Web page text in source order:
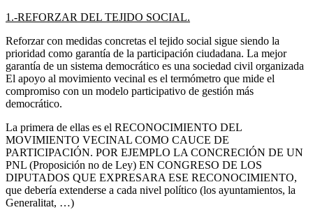
1.-REFORZAR DEL TEJIDO SOCIAL.
Reforzar con medidas concretas el tejido social sigue siendo la
prioridad como garantía de la participación ciudadana. La mejor
garantía de un sistema democrático es una sociedad civil organizada
El apoyo al movimiento vecinal es el termómetro que mide el
compromiso con un modelo participativo de gestión más
democrático.
La primera de ellas es el RECONOCIMIENTO DEL
MOVIMIENTO VECINAL COMO CAUCE DE
PARTICIPACIÓN. POR EJEMPLO LA CONCRECIÓN DE UN
PNL (Proposición no de Ley) EN CONGRESO DE LOS
DIPUTADOS QUE EXPRESARA ESE RECONOCIMIENTO,
que debería extenderse a cada nivel político (los ayuntamientos, la
Generalitat, …)